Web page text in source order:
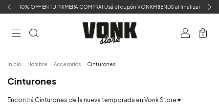
10% OFF EN TU PRIMERA COMPRA! Usá el cupón VONKFRIENDS al finalizar
0
Inicio Hombre Accesorios Cinturones
Cinturones
Encontrá Cinturones de la nueva temporada en Vonk Store ♥